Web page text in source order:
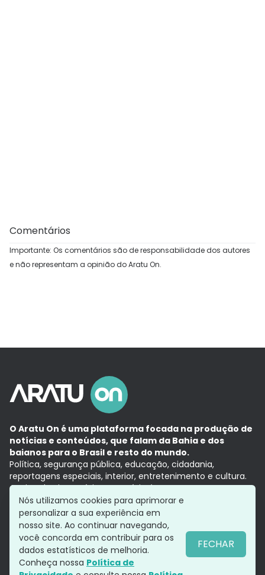
Comentários
Importante: Os comentários são de responsabilidade dos autores
e não representam a opinião do Aratu On.
O Aratu On é uma plataforma focada na produção de
notícias e conteúdos, que falam da Bahia e dos
baianos para o Brasil e resto do mundo.
Política, segurança pública, educação, cidadania,
reportagens especiais, interior, entretenimento e cultura.
Aqui, tudo vira notícia e a notícia é no tempo presente,
com a credibilidade do Grupo Aratu.
Grupo Aratu
Política de privacidade
Siga-nos
Nós utilizamos cookies para aprimorar e
personalizar a sua experiência em
nosso site. Ao continuar navegando,
você concorda em contribuir para os
dados estatísticos de melhoria.
Conheça nossa Política de
FECHAR